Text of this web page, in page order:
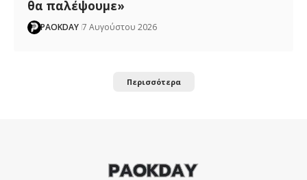
θα παλέψουμε»
PAOKDAY 7 Αυγούστου 2026
Περισσότερα